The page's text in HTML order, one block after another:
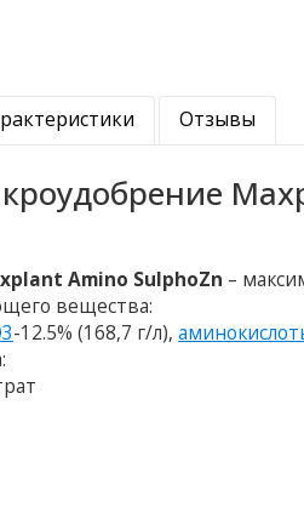
Отзывы
Amino SulphoZn –
вещества:
-12.5% (168,7 г/л),